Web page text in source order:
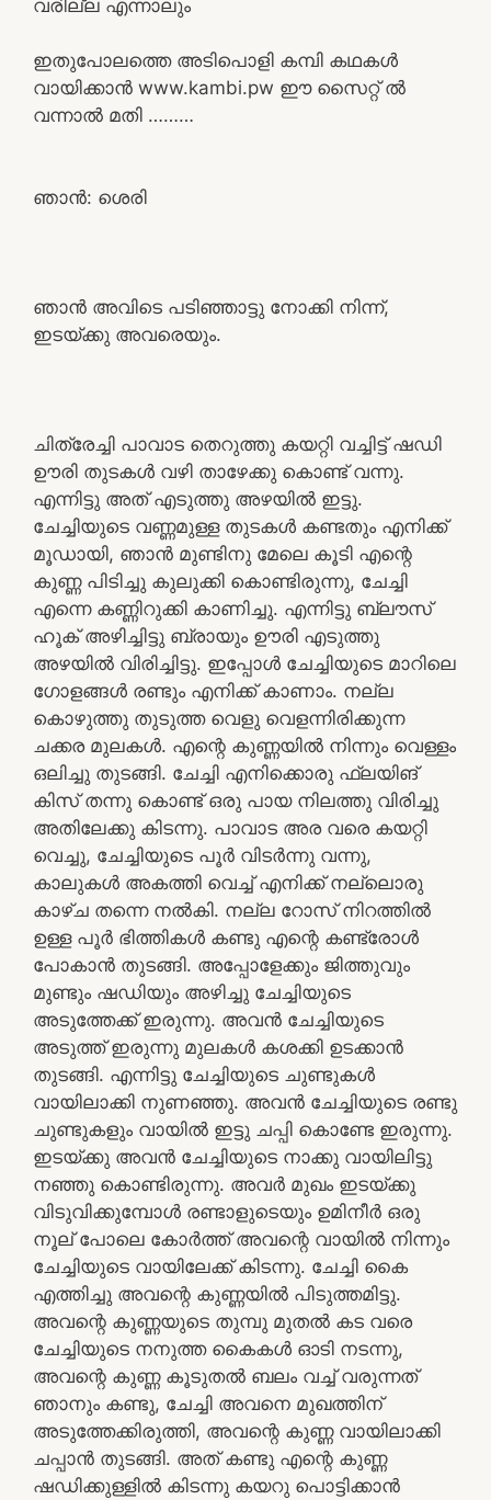
വരില്ല എന്നാലും
ഇതുപോലത്തെ അടിപൊളി കമ്പി കഥകൾ
വായിക്കാൻ www.kambi.pw ഈ സൈറ്റ് ൽ
വന്നാൽ മതി ………
ഞാൻ: ശെരി
ഞാൻ അവിടെ പടിഞ്ഞാട്ടു നോക്കി നിന്ന്,
ഇടയ്ക്കു അവരെയും.
ചിത്രേച്ചി പാവാട തെറുത്തു കയറ്റി വച്ചിട്ട് ഷഡി
ഊരി തുടകൾ വഴി താഴേക്കു കൊണ്ട് വന്നു.
എന്നിട്ടു അത് എടുത്തു അഴയിൽ ഇട്ടു.
ചേച്ചിയുടെ വണ്ണമുള്ള തുടകൾ കണ്ടതും എനിക്ക്
മൂഡായി, ഞാൻ മുണ്ടിനു മേലെ കൂടി എന്റെ
കുണ്ണ പിടിച്ചു കുലുക്കി കൊണ്ടിരുന്നു, ചേച്ചി
എന്നെ കണ്ണിറുക്കി കാണിച്ചു. എന്നിട്ടു ബ്ലൗസ്
ഹൂക് അഴിച്ചിട്ടു ബ്രായും ഊരി എടുത്തു
അഴയിൽ വിരിച്ചിട്ടു. ഇപ്പോൾ ചേച്ചിയുടെ മാറിലെ
ഗോളങ്ങൾ രണ്ടും എനിക്ക് കാണാം. നല്ല
കൊഴുത്തു തുടുത്ത വെളു വെളന്നിരിക്കുന്ന
ചക്കര മുലകൾ. എന്റെ കുണ്ണയിൽ നിന്നും വെള്ളം
ഒലിച്ചു തുടങ്ങി. ചേച്ചി എനിക്കൊരു ഫ്ലയിങ്
കിസ് തന്നു കൊണ്ട് ഒരു പായ നിലത്തു വിരിച്ചു
അതിലേക്കു കിടന്നു. പാവാട അര വരെ കയറ്റി
വെച്ചു, ചേച്ചിയുടെ പൂർ വിടർന്നു വന്നു,
കാലുകൾ അകത്തി വെച്ച് എനിക്ക് നല്ലൊരു
കാഴ്ച തന്നെ നൽകി. നല്ല റോസ് നിറത്തിൽ
ഉള്ള പൂർ ഭിത്തികൾ കണ്ടു എന്റെ കണ്ട്രോൾ
പോകാൻ തുടങ്ങി. അപ്പോളേക്കും ജിത്തുവും
മുണ്ടും ഷഡിയും അഴിച്ചു ചേച്ചിയുടെ
അടുത്തേക്ക് ഇരുന്നു. അവൻ ചേച്ചിയുടെ
അടുത്ത് ഇരുന്നു മുലകൾ കശക്കി ഉടക്കാൻ
തുടങ്ങി. എന്നിട്ടു ചേച്ചിയുടെ ചുണ്ടുകൾ
വായിലാക്കി നുണഞ്ഞു. അവൻ ചേച്ചിയുടെ രണ്ടു
ചുണ്ടുകളും വായിൽ ഇട്ടു ചപ്പി കൊണ്ടേ ഇരുന്നു.
ഇടയ്ക്കു അവൻ ചേച്ചിയുടെ നാക്കു വായിലിട്ടു
നഞ്ഞു കൊണ്ടിരുന്നു. അവർ മുഖം ഇടയ്ക്കു
വിടുവിക്കുമ്പോൾ രണ്ടാളുടെയും ഉമിനീർ ഒരു
നൂല് പോലെ കോർത്ത് അവന്റെ വായിൽ നിന്നും
ചേച്ചിയുടെ വായിലേക്ക് കിടന്നു. ചേച്ചി കൈ
എത്തിച്ചു അവന്റെ കുണ്ണയിൽ പിടുത്തമിട്ടു.
അവന്റെ കുണ്ണയുടെ തുമ്പു മുതൽ കട വരെ
ചേച്ചിയുടെ നനുത്ത കൈകൾ ഓടി നടന്നു,
അവന്റെ കുണ്ണ കൂടുതൽ ബലം വച്ച് വരുന്നത്
ഞാനും കണ്ടു, ചേച്ചി അവനെ മുഖത്തിന്
അടുത്തേക്കിരുത്തി, അവന്റെ കുണ്ണ വായിലാക്കി
ചപ്പാൻ തുടങ്ങി. അത് കണ്ടു എന്റെ കുണ്ണ
ഷഡിക്കുള്ളിൽ കിടന്നു കയറു പൊട്ടിക്കാൻ